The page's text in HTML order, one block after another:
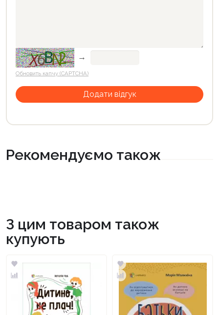
→
Обновить капчу (CAPTCHA)
Рекомендуємо також
З цим товаром також
купують